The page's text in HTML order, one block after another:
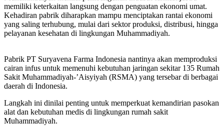
memiliki keterkaitan langsung dengan penguatan ekonomi umat.
Kehadiran pabrik diharapkan mampu menciptakan rantai ekonomi
yang saling terhubung, mulai dari sektor produksi, distribusi, hingga
pelayanan kesehatan di lingkungan Muhammadiyah.
Pabrik PT Suryavena Farma Indonesia nantinya akan memproduksi
cairan infus untuk memenuhi kebutuhan jaringan sekitar 135 Rumah
Sakit Muhammadiyah-’Aisyiyah (RSMA) yang tersebar di berbagai
daerah di Indonesia.
Langkah ini dinilai penting untuk memperkuat kemandirian pasokan
alat dan kebutuhan medis di lingkungan rumah sakit
Muhammadiyah.